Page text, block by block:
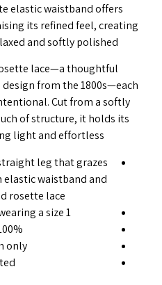
elastic waistband offers
its refined feel, creating
and softly polished.
lace—a thoughtful
from the 1800s—each
Cut from a softly
of structure, it holds its
light and effortless
leg that grazes
waistband and
rosette lace.
a size 1.
Cotton
only.